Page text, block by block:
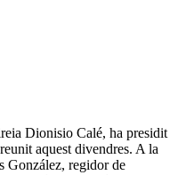
Dionisio Calé, ha presidit
aquest divendres. A la
González, regidor de